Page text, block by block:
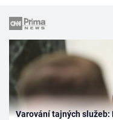
Varování tajných služeb: